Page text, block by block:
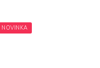
NOVINKA